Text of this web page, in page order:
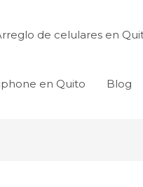
de celulares en
en Quito Blog